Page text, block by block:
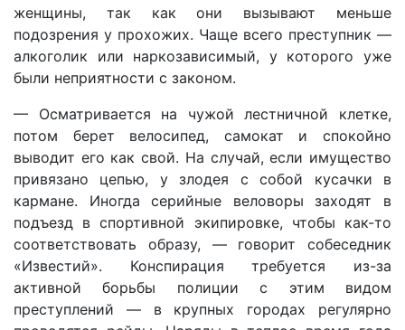
женщины, так как они вызывают меньше
подозрения у прохожих. Чаще всего преступник —
алкоголик или наркозависимый, у которого уже
были неприятности с законом.
— Осматривается на чужой лестничной клетке,
потом берет велосипед, самокат и спокойно
выводит его как свой. На случай, если имущество
привязано цепью, у злодея с собой кусачки в
кармане. Иногда серийные веловоры заходят в
подъезд в спортивной экипировке, чтобы как-то
соответствовать образу, — говорит собеседник
«Известий». Конспирация требуется из-за
активной борьбы полиции с этим видом
преступлений — в крупных городах регулярно